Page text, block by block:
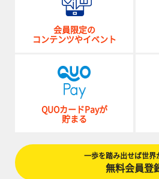
会員限定の
コンテンツやイベント
QUOカードPayが
貯まる
一歩を踏み出せば世界
無料会員登